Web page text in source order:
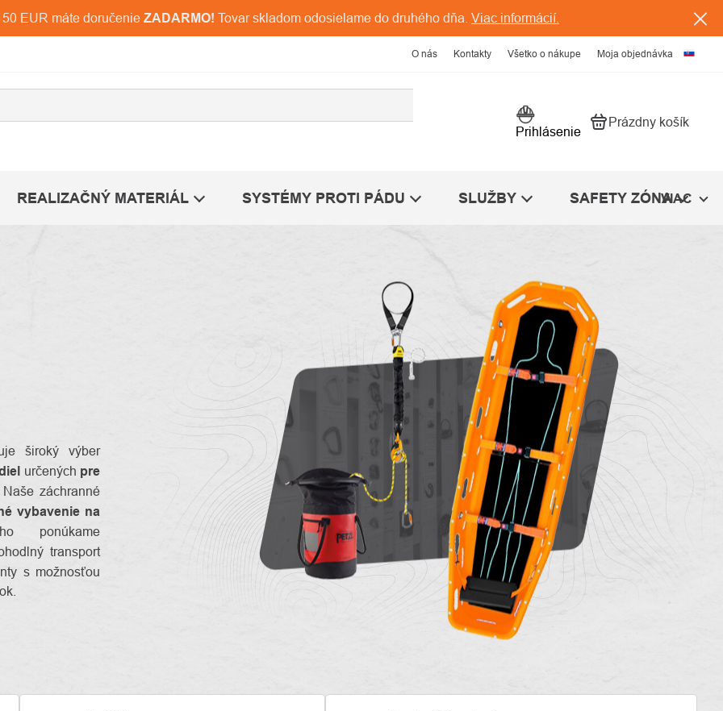
EUR máte doručenie ZADARMO! Tovar skladom odosielame do druhého dňa. Viac informácií.
O nás Kontakty Všetko o nákupe Moja objednávka
Prihlásenie Nákupný košík
Prázdny košík
REALIZAČNÝ MATERIÁL SYSTÉMY PROTI PÁDU SLUŽBY SAFETY ZÓNAVIAC
široký výber
určených pre
záchranné
vybavenie na
ponúkame
transport
s možnosťou